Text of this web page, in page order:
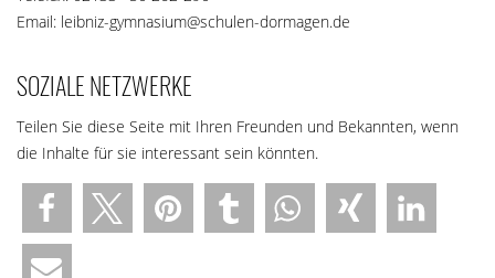
Email: leibniz-gymnasium@schulen-dormagen.de
SOZIALE NETZWERKE
Teilen Sie diese Seite mit Ihren Freunden und Bekannten, wenn
die Inhalte für sie interessant sein könnten.
teilen